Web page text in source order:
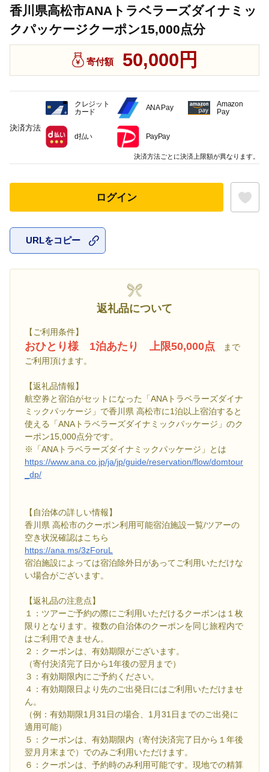
香川県高松市ANAトラベラーズダイナミッ
クパッケージクーポン15,000点分
寄付額 50,000円
ログイン
URLをコピー
返礼品について
【ご利用条件】
おひとり様 1泊あたり 上限50,000点
まで
ご利用頂けます。
【返礼品情報】
航空券と宿泊がセットになった「ANAトラベラーズダイナ
ミックパッケージ」で香川県 高松市に1泊以上宿泊すると
使える「ANAトラベラーズダイナミックパッケージ」のク
ーポン15,000点分です。
※「ANAトラベラーズダイナミックパッケージ」とは
https://www.ana.co.jp/ja/jp/guide/reservation/flow/domtour
_dp/
【自治体の詳しい情報】
香川県 高松市のクーポン利用可能宿泊施設一覧/ツアーの
空き状況確認はこちら
https://ana.ms/3zForuL
宿泊施設によっては宿泊除外日があってご利用いただけな
い場合がございます。
【返礼品の注意点】
１：ツアーご予約の際にご利用いただけるクーポンは１枚
限りとなります。複数の自治体のクーポンを同じ旅程内で
はご利用できません。
２：クーポンは、有効期限がございます。
（寄付決済完了日から1年後の翌月まで）
３：有効期限内にご予約ください。
４：有効期限日より先のご出発日にはご利用いただけませ
ん。
（例：有効期限1月31日の場合、1月31日までのご出発に
適用可能）
５：クーポンは、有効期限内（寄付決済完了日から１年後
翌月月末まで）でのみご利用いただけます。
６：クーポンは、予約時のみ利用可能です。現地での精算
決済方法
クレジット
カード
ANA Pay
Amazon
Pay
d払い PayPay
決済方法ごとに決済上限額が異なります。